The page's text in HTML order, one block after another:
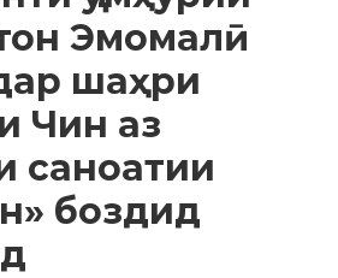
Эмомалӣ
шаҳри
Чин аз
саноатии
боздид